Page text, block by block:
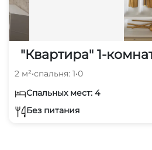
"Квартира" 1-
2 м²•спальня: 1•0
Спальных мест: 4
Без питания